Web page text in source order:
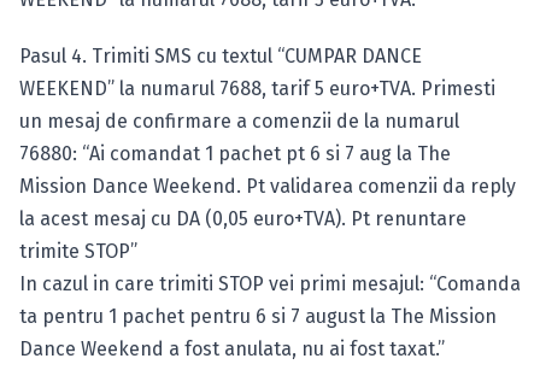
Pasul 4. Trimiti SMS cu textul “CUMPAR DANCE
WEEKEND” la numarul 7688, tarif 5 euro+TVA. Primesti
un mesaj de confirmare a comenzii de la numarul
76880: “Ai comandat 1 pachet pt 6 si 7 aug la The
Mission Dance Weekend. Pt validarea comenzii da reply
la acest mesaj cu DA (0,05 euro+TVA). Pt renuntare
trimite STOP”
In cazul in care trimiti STOP vei primi mesajul: “Comanda
ta pentru 1 pachet pentru 6 si 7 august la The Mission
Dance Weekend a fost anulata, nu ai fost taxat.”